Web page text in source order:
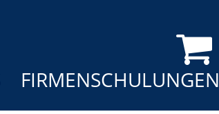
FIRMENSCHULUNGEN